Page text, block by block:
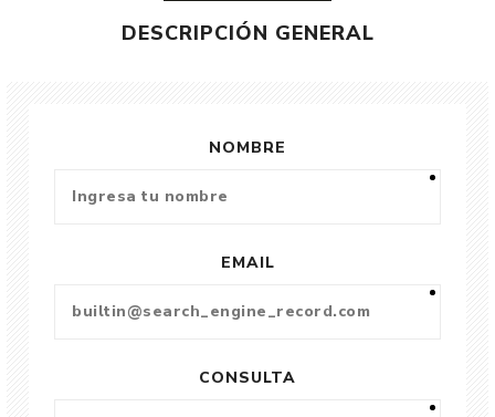
DESCRIPCIÓN GENERAL
NOMBRE
EMAIL
CONSULTA